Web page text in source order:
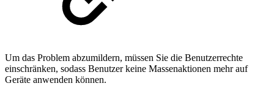
Um das Problem abzumildern, müssen Sie die Benutzerrechte
einschränken, sodass Benutzer keine Massenaktionen mehr auf
Geräte anwenden können.